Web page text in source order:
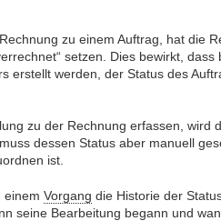
zu einem Auftrag, hat die
setzen. Dies bewirkt,
erstellt werden, der Status des
zu der Rechnung erfassen,
dessen Status aber manuell
ist.
einem Vorgang die Historie der
seine Bearbeitung begann und